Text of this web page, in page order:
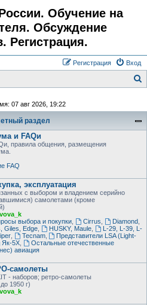
Обучение на
Обсуждение
Регистрация.
Вход
Регистрация
07 авг 2026, 19:22
раздел
и FAQи
правила общения, размещения
FAQ
эксплуатация
с выбором и владением серийно
самолетами (кроме
vova_k
выбора и покупки, Cirrus Diamond,
Giles, Edge, HUSKY, Maule,
L-29, L-39, L-
, Tecnam,
Представители LSA (Light-
Як-5Х,
Остальные отечественные
авиация
самолеты
- наборов; ретро-самолеты
1950 г)
vova_k